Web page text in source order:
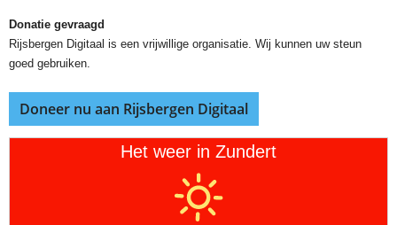
Donatie gevraagd
Rijsbergen Digitaal is een vrijwillige organisatie. Wij kunnen uw steun
goed gebruiken.
Doneer nu aan Rijsbergen Digitaal
Het weer in Zundert